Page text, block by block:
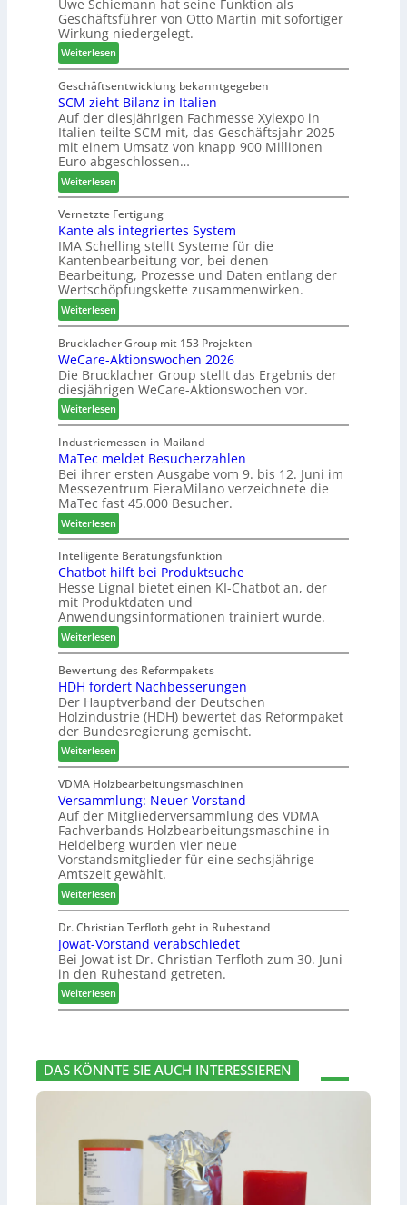
r
u
m
2
0
2
7
H
o
l
z
b
a
u
p
r
o
z
e
s
s
a
g
l
ä
d
t
z
u
m
T
r
e
f
f
e
i
n
Uwe Schiemann hat seine Funktion als
Geschäftsführer von Otto Martin mit sofortiger
Wirkung niedergelegt.
Weiterlesen:
M
a
r
t
n
:
N
e
u
e
r
G
e
s
c
h
ä
f
t
s
f
ü
h
r
e
r
Geschäftsentwicklung bekanntgegeben
SCM zieht Bilanz in Italien
Auf der diesjährigen Fachmesse Xylexpo in
Italien teilte SCM mit, das Geschäftsjahr 2025
mit einem Umsatz von knapp 900 Millionen
Euro abgeschlossen…
Weiterlesen:
S
C
M
z
i
e
h
t
B
i
l
a
n
z
i
n
I
t
a
l
i
e
n
Vernetzte Fertigung
Kante als integriertes System
IMA Schelling stellt Systeme für die
Kantenbearbeitung vor, bei denen
Bearbeitung, Prozesse und Daten entlang der
Wertschöpfungskette zusammenwirken.
Weiterlesen:
K
a
n
t
e
l
s
i
n
t
e
r
i
e
r
t
e
s
S
y
s
t
e
m
Brucklacher Group mit 153 Projekten
WeCare-Aktionswochen 2026
Die Brucklacher Group stellt das Ergebnis der
diesjährigen WeCare-Aktionswochen vor.
Weiterlesen:
W
e
C
a
r
e
-
A
k
t
i
o
n
s
w
o
c
h
e
n
2
0
2
6
Industriemessen in Mailand
MaTec meldet Besucherzahlen
Bei ihrer ersten Ausgabe vom 9. bis 12. Juni im
Messezentrum FieraMilano verzeichnete die
MaTec fast 45.000 Besucher.
Weiterlesen:
M
a
T
e
c
m
e
l
d
e
t
B
e
s
u
c
h
e
r
z
a
h
l
e
n
Intelligente Beratungsfunktion
Chatbot hilft bei Produktsuche
Hesse Lignal bietet einen KI-Chatbot an, der
mit Produktdaten und
Anwendungsinformationen trainiert wurde.
Weiterlesen:
C
h
a
t
b
o
t
h
i
l
f
t
b
e
i
P
r
o
d
u
k
t
s
h
e
Bewertung des Reformpakets
HDH fordert Nachbesserungen
Der Hauptverband der Deutschen
Holzindustrie (HDH) bewertet das Reformpaket
der Bundesregierung gemischt.
Weiterlesen:
H
D
H
f
o
r
d
e
r
t
N
a
c
h
b
e
e
r
u
e
VDMA Holzbearbeitungsmaschinen
Versammlung: Neuer Vorstand
Auf der Mitgliederversammlung des VDMA
Fachverbands Holzbearbeitungsmaschine in
Heidelberg wurden vier neue
Vorstandsmitglieder für eine sechsjährige
Amtszeit gewählt.
Weiterlesen:
V
e
r
s
a
m
g
:
u
e
Dr. Christian Terfloth geht in Ruhestand
Jowat-Vorstand verabschiedet
Bei Jowat ist Dr. Christian Terfloth zum 30. Juni
in den Ruhestand getreten.
Weiterlesen:
J
a
t
-
r
s
DAS KÖNNTE SIE AUCH INTERESSIEREN